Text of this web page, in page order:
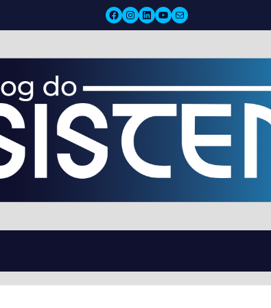
Facebook
Instagram
LinkedIn
YouTube
Mail